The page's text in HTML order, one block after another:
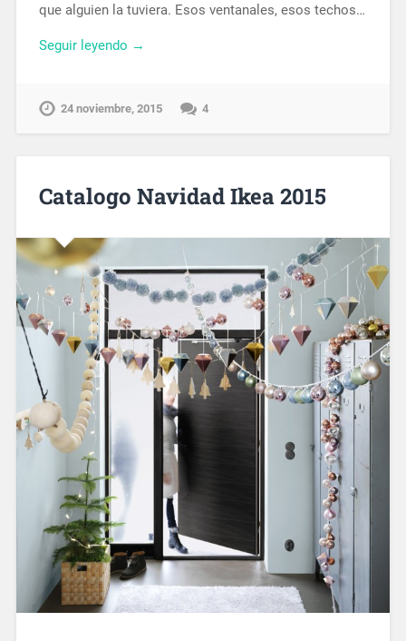
que alguien la tuviera. Esos ventanales, esos techos…
Seguir leyendo →
24 noviembre, 2015 4
Catalogo Navidad Ikea 2015